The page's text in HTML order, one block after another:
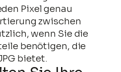
Pixel genau
zwischen
wenn Sie die
benötigen, die
bietet.